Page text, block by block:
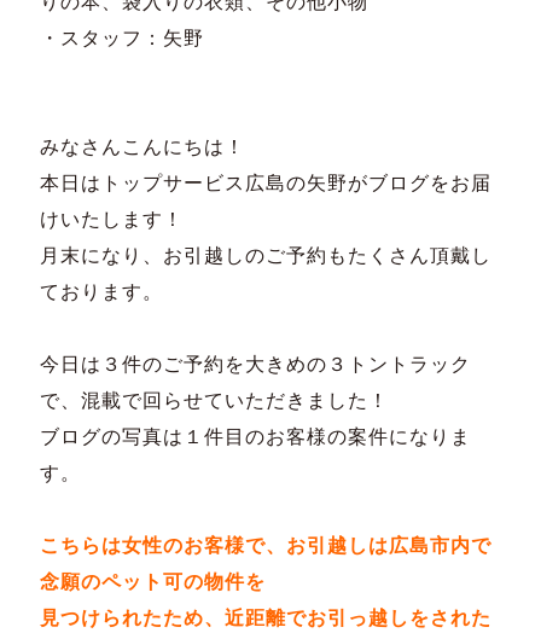
・スタッフ：矢野
みなさんこんにちは！
本日はトップサービス広島の矢野がブログをお届
けいたします！
月末になり、お引越しのご予約もたくさん頂戴し
ております。
今日は３件のご予約を大きめの３トントラック
で、混載で回らせていただきました！
ブログの写真は１件目のお客様の案件になりま
す。
こちらは女性のお客様で、お引越しは広島市内で
念願のペット可の物件を
見つけられたため、近距離でお引っ越しをされた